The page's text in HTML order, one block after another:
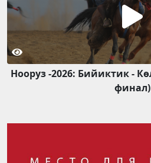
Нооруз -2026: Бийиктик -
финал)